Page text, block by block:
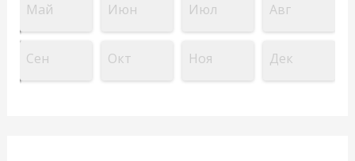
Май Июн Июл Авг
Сен Окт Ноя Дек